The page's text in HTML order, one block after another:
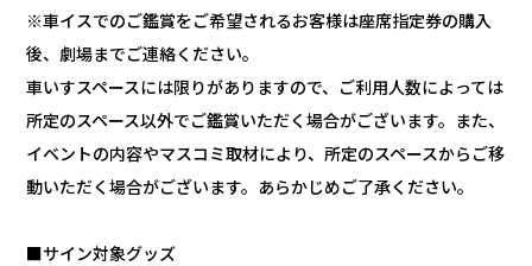
※車イスでのご鑑賞をご希望されるお客様は座席指定券の購入
後、劇場までご連絡ください。
車いすスペースには限りがありますので、ご利用人数によっては
所定のスペース以外でご鑑賞いただく場合がございます。また、
イベントの内容やマスコミ取材により、所定のスペースからご移
動いただく場合がございます。あらかじめご了承ください。
■サイン対象グッズ